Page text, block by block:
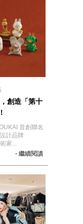
創造「第十
首創聯名
計品牌
家...
- 繼續閱讀